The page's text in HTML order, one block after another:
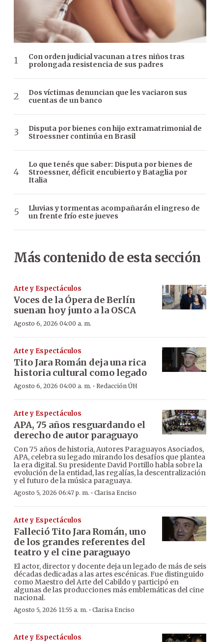
Con orden judicial vacunan a tres niños tras
prolongada resistencia de sus padres
Dos víctimas denuncian que les vaciaron sus
cuentas de un banco
Disputa por bienes con hijo extramatrimonial de
Stroessner continúa en Brasil
Lo que tenés que saber: Disputa por bienes de
Stroessner, déficit encubierto y Bataglia por
Italia
Lluvias y tormentas acompañarán el ingreso de
un frente frío este jueves
Más contenido de esta sección
Arte y Espectáculos
Voces de la Ópera de Berlín
suenan hoy junto a la OSCA
Agosto 6, 2026 04:00 a. m.
Arte y Espectáculos
Tito Jara Román deja una rica
historia cultural como legado
Agosto 6, 2026 04:00 a. m. · Redacción ÚH
Arte y Espectáculos
APA, 75 años resguardando el
derecho de autor paraguayo
Con 75 años de historia, Autores Paraguayos Asociados,
APA, celebra su legado mirando los desafíos que plantea
la era digital. Su presidente David Portillo habla sobre la
evolución de la entidad, las regalías, la descentralización
y el futuro de la música paraguaya.
Agosto 5, 2026 06:47 p. m. · Clarisa Enciso
Arte y Espectáculos
Falleció Tito Jara Román, uno
de los grandes referentes del
teatro y el cine paraguayo
El actor, director y docente deja un legado de más de seis
décadas dedicadas a las artes escénicas. Fue distinguido
como Maestro del Arte del Cabildo y participó en
algunas de las producciones más emblemáticas del cine
nacional.
Agosto 5, 2026 11:55 a. m. · Clarisa Enciso
Arte y Espectáculos